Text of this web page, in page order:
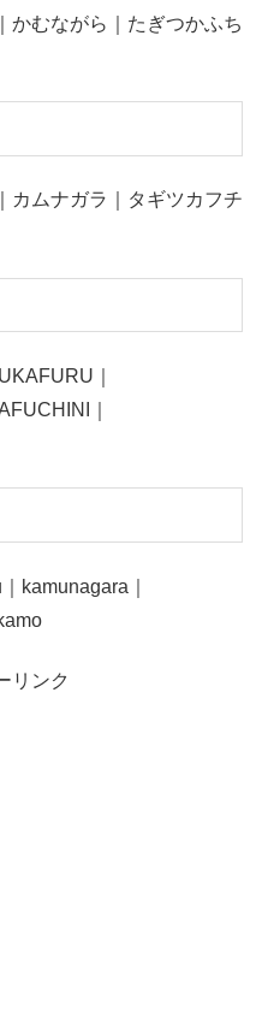
かむながら｜たぎつかふち
カムナガラ｜タギツカフチ
｜
｜
kamunagara｜
リンク